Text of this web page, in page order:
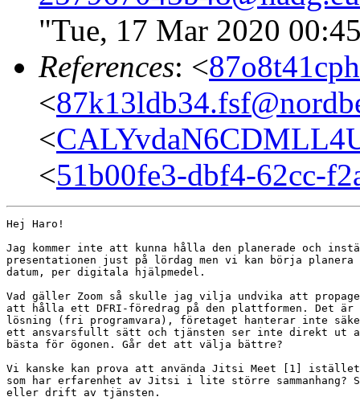
"Tue, 17 Mar 2020
References: <
<
<
<51b00fe3-dbf4-62cc-
Hej Haro!
Jag kommer inte att kunna hålla den planerade och
presentationen just på lördag men vi kan börja
datum, per digitala hjälpmedel.
Vad gäller Zoom så skulle jag vilja undvika att
att hålla ett DFRI-föredrag på den plattformen. Det är
lösning (fri programvara), företaget hanterar inte
ett ansvarsfullt sätt och tjänsten ser inte direkt ut att
bästa för ögonen. Går det att välja bättre?
Vi kanske kan prova att använda Jitsi Meet [1]
som har erfarenhet av Jitsi i lite större sammanhang?
eller drift av tjänsten.